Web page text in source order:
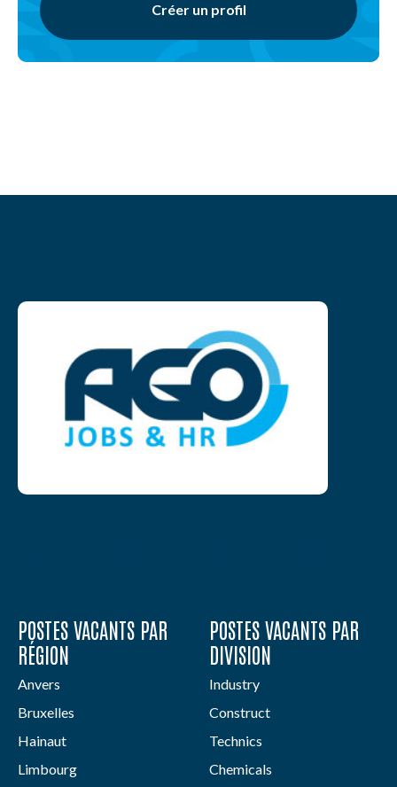
Créer un profil
POSTES VACANTS PAR
RÉGION
Anvers
Bruxelles
Hainaut
Limbourg
POSTES VACANTS PAR
DIVISION
Industry
Construct
Technics
Chemicals